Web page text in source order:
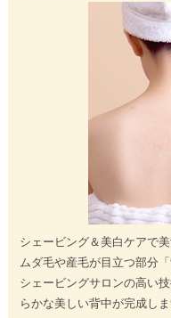
シェービング＆美白ケアで
ムダ毛や産毛が目立つ部分
シェービングサロンの高い
らかな美しい背中が完成しま